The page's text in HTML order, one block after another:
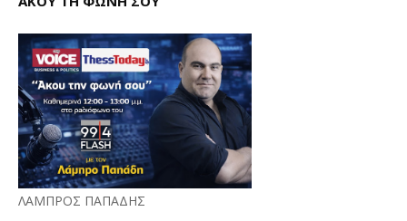
ΛΑΜΠΡΟΣ ΠΑΠΑΔΗΣ